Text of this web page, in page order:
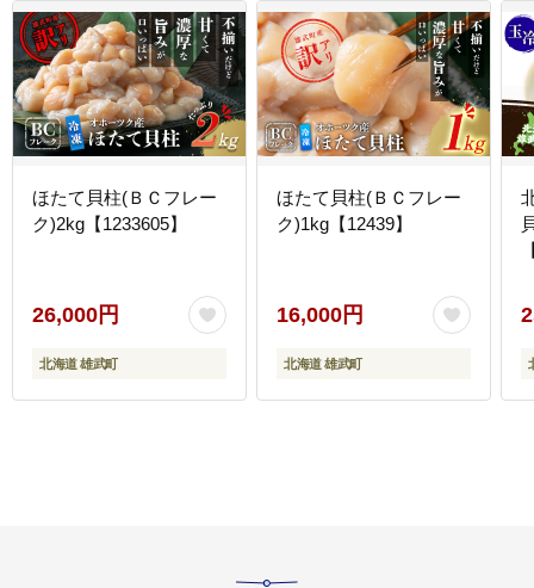
ほたて貝柱(ＢＣフレー
ク)2kg【1233605】
26,000円
北海道 雄武町
ほたて貝柱(ＢＣフレー
ク)1kg【12439】
16,000円
北海道 雄武町